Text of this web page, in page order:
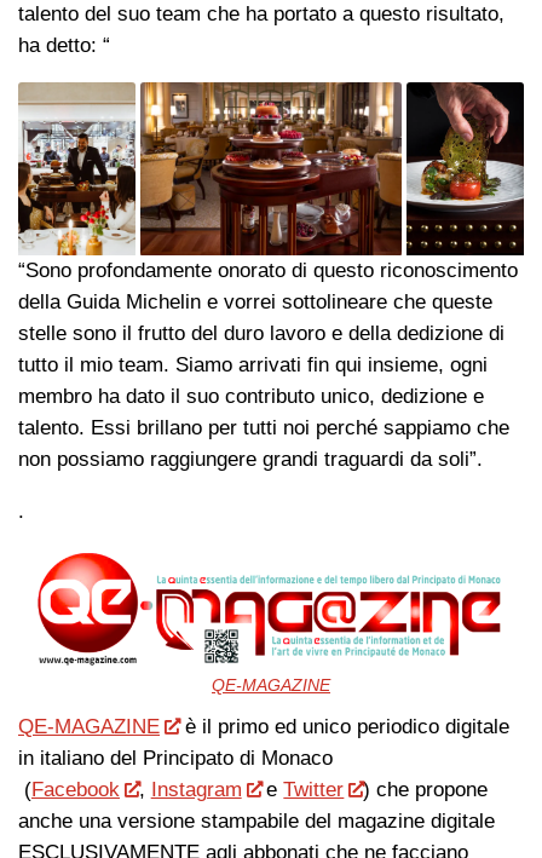
talento del suo team che ha portato a questo risultato,
ha detto: “
“Sono profondamente onorato di questo riconoscimento
della Guida Michelin e vorrei sottolineare che queste
stelle sono il frutto del duro lavoro e della dedizione di
tutto il mio team. Siamo arrivati fin qui insieme, ogni
membro ha dato il suo contributo unico, dedizione e
talento. Essi brillano per tutti noi perché sappiamo che
non possiamo raggiungere grandi traguardi da soli”.
.
QE-MAGAZINE
QE-MAGAZINE
è il primo ed unico periodico digitale
in italiano del Principato di Monaco
(Facebook , Instagram eTwitter
) che propone
anche una versione stampabile del magazine digitale
ESCLUSIVAMENTE agli abbonati che ne facciano